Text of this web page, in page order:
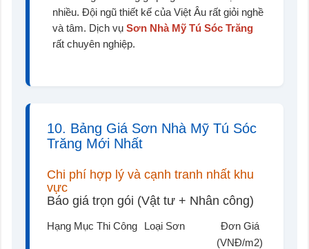
nhiều. Đội ngũ thiết kế của Việt Âu rất giỏi nghề
và tâm. Dịch vụ Sơn Nhà Mỹ Tú Sóc Trăng
rất chuyên nghiệp.
10. Bảng Giá Sơn Nhà Mỹ Tú Sóc
Trăng Mới Nhất
Chi phí hợp lý và cạnh tranh nhất khu
vực
Báo giá trọn gói (Vật tư + Nhân công)
Hạng Mục Thi Công Loại Sơn
Đơn Giá
(VNĐ/m2)